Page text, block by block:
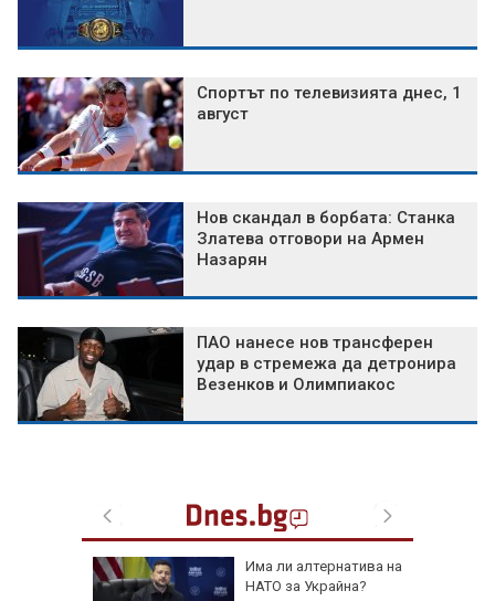
Спортът по телевизията днес, 1
август
Нов скандал в борбата: Станка
Златева отговори на Армен
Назарян
ПАО нанесе нов трансферен
удар в стремежа да детронира
Везенков и Олимпиакос
Има ли алтернатива на
НАТО за Украйна?